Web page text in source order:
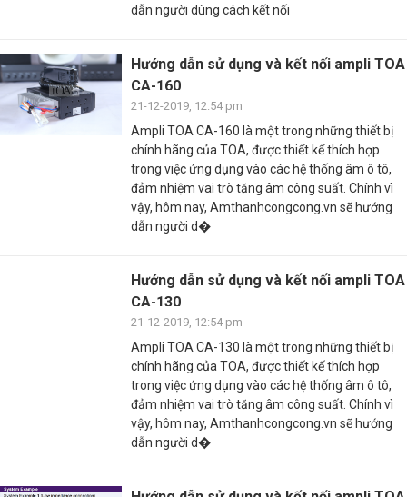
dẫn người dùng cách kết nối
Hướng dẫn sử dụng và kết nối ampli TOA
CA-160
21-12-2019, 12:54 pm
Ampli TOA CA-160 là một trong những thiết bị
chính hãng của TOA, được thiết kế thích hợp
trong việc ứng dụng vào các hệ thống âm ô tô,
đảm nhiệm vai trò tăng âm công suất. Chính vì
vậy, hôm nay, Amthanhcongcong.vn sẽ hướng
dẫn người d�
Hướng dẫn sử dụng và kết nối ampli TOA
CA-130
21-12-2019, 12:54 pm
Ampli TOA CA-130 là một trong những thiết bị
chính hãng của TOA, được thiết kế thích hợp
trong việc ứng dụng vào các hệ thống âm ô tô,
đảm nhiệm vai trò tăng âm công suất. Chính vì
vậy, hôm nay, Amthanhcongcong.vn sẽ hướng
dẫn người d�